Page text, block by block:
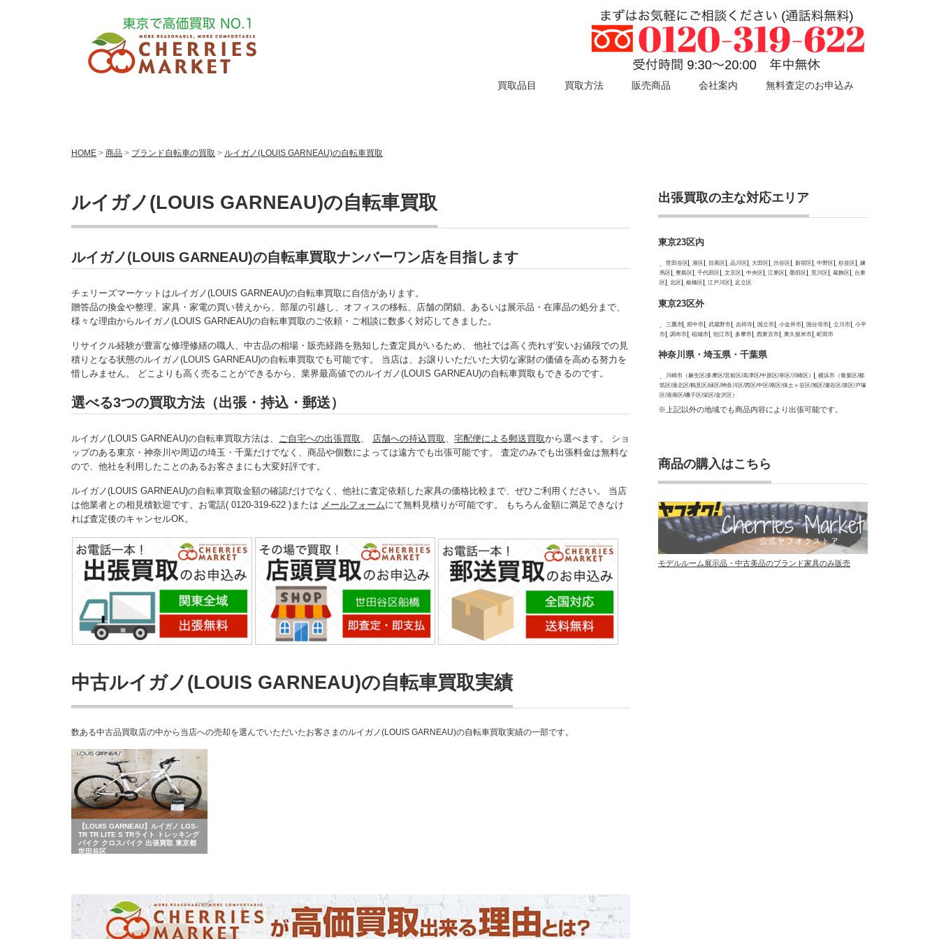
買取品目 買取方法 販売商品 会社案内 無料査定のお申込み
HOME > 商品 > ブランド自転車の買取 > ルイガノ(LOUIS GARNEAU)の自転車買取
ルイガノ(LOUIS GARNEAU)の自転車買取
ルイガノ(LOUIS GARNEAU)の自転車買取ナンバーワン店を目指します
チェリーズマーケットはルイガノ(LOUIS GARNEAU)の自転車買取に自信があります。
贈答品の換金や整理、家具・家電の買い替えから、部屋の引越し、オフィスの移転、店舗の閉鎖、あるいは展示品・在庫品の処分まで、
様々な理由からルイガノ(LOUIS GARNEAU)の自転車買取のご依頼・ご相談に数多く対応してきました。
リサイクル経験が豊富な修理修繕の職人、中古品の相場・販売経路を熟知した査定員がいるため、 他社では高く売れず安いお値段での見
積りとなる状態のルイガノ(LOUIS GARNEAU)の自転車買取でも可能です。 当店は、お譲りいただいた大切な家財の価値を高める努力を
惜しみません。 どこよりも高く売ることができるから、業界最高値でのルイガノ(LOUIS GARNEAU)の自転車買取もできるのです。
選べる3つの買取方法（出張・持込・郵送）
ルイガノ(LOUIS GARNEAU)の自転車買取方法は、 ご自宅への出張買取 、 店舗への持込買取 、 宅配便による郵送買取から選べます。 ショ
ップのある東京・神奈川や周辺の埼玉・千葉だけでなく、商品や個数によっては遠方でも出張可能です。 査定のみでも出張料金は無料な
ので、他社を利用したことのあるお客さまにも大変好評です。
ルイガノ(LOUIS GARNEAU)の自転車買取金額の確認だけでなく、他社に査定依頼した家具の価格比較まで、ぜひご利用ください。 当店
は他業者との相見積歓迎です。お電話( 0120-319-622 )または メールフォームにて無料見積りが可能です。 もちろん金額に満足できなけ
れば査定後のキャンセルOK。
中古ルイガノ(LOUIS GARNEAU)の自転車買取実績
数ある中古品買取店の中から当店への売却を選んでいただいたお客さまのルイガノ(LOUIS GARNEAU)の自転車買取実績の一部です。
【LOUIS GARNEAU】ルイガノ LGS-
TR TR LITE S TRライト トレッキング
バイク クロスバイク 出張買取 東京都
世田谷区
出張買取の主な対応エリア
東京23区内
世田谷区 港区 目黒区 品川区 大田区 渋谷区 新宿区 中野区 杉並区
練
馬区
豊島区 千代田区 文京区 中央区 江東区 墨田区 荒川区 葛飾区
台東
区
北区 板橋区 江戸川区 足立区
東京23区外
三鷹市 府中市 武蔵野市 吉祥寺 国立市 小金井市 国分寺市 立川市
小平
市
調布市 稲城市 狛江市 多摩市 西東京市 東久留米市 町田市
神奈川県・埼玉県・千葉県
川崎市（麻生区/多摩区/宮前区/高津区/中原区/幸区/川崎区）
横浜市（青葉区/都
筑区/港北区/鶴見区/緑区/神奈川区/西区/中区/南区/保土ヶ谷区/旭区/瀬谷区/泉区/戸塚
区/港南区/磯子区/栄区/金沢区）
※上記以外の地域でも商品内容により出張可能です。
商品の購入はこちら
モデルルーム展示品・中古美品のブランド家具のみ販売